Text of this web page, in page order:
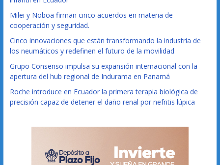
Milei y Noboa firman cinco acuerdos en materia de
cooperación y seguridad.
Cinco innovaciones que están transformando la industria de
los neumáticos y redefinen el futuro de la movilidad
Grupo Consenso impulsa su expansión internacional con la
apertura del hub regional de Indurama en Panamá
Roche introduce en Ecuador la primera terapia biológica de
precisión capaz de detener el daño renal por nefritis lúpica